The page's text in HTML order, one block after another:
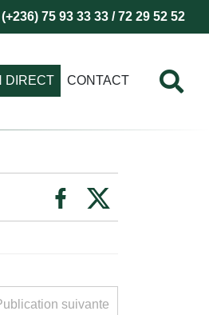
75 93 33 33 / 72 29 52 52
DIRECT CONTACT
suivante